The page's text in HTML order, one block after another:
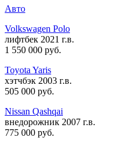
Авто
Volkswagen Polo
лифтбек 2021 г.в.
1 550 000 руб.
Toyota Yaris
хэтчбэк 2003 г.в.
505 000 руб.
Nissan Qashqai
внедорожник 2007 г.в.
775 000 руб.